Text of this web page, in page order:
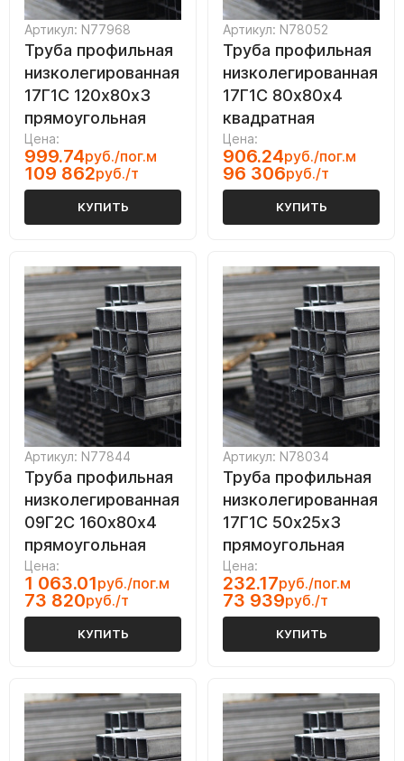
Артикул: N77968
Труба профильная
низколегированная
17Г1С 120х80х3
прямоугольная
Цена:
999.74руб./пог.м
109 862руб./т
КУПИТЬ
Артикул: N78052
Труба профильная
низколегированная
17Г1С 80х80х4
квадратная
Цена:
906.24руб./пог.м
96 306руб./т
КУПИТЬ
Артикул: N77844
Труба профильная
низколегированная
09Г2С 160х80х4
прямоугольная
Цена:
1 063.01руб./пог.м
73 820руб./т
КУПИТЬ
Артикул: N78034
Труба профильная
низколегированная
17Г1С 50х25х3
прямоугольная
Цена:
232.17руб./пог.м
73 939руб./т
КУПИТЬ